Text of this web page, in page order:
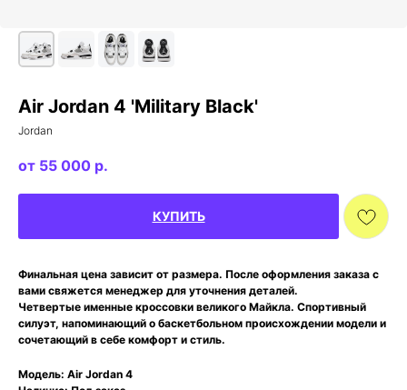
Air Jordan 4 'Military Black'
Jordan
55 000 р.
КУПИТЬ
Финальная цена зависит от размера. После оформления заказа с
вами свяжется менеджер для уточнения деталей.
Четвертые именные кроссовки великого Майкла. Спортивный
силуэт, напоминающий о баскетбольном происхождении модели и
сочетающий в себе комфорт и стиль.
Модель: Air Jordan 4